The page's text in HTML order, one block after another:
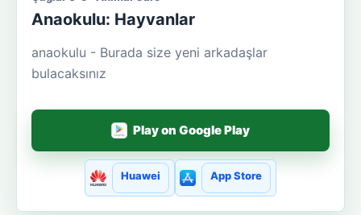
Anaokulu: Hayvanlar
anaokulu - Burada size yeni arkadaşlar
bulacaksınız
Play on Google Play
Huawei App Store